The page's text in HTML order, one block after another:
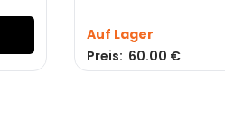
Auf Lager
Preis: 60.00 €
2025 Labubuland.de |Kontakt